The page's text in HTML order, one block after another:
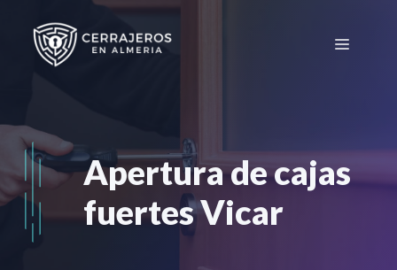
contenido
Menú
Apertura de cajas
fuertes Vicar